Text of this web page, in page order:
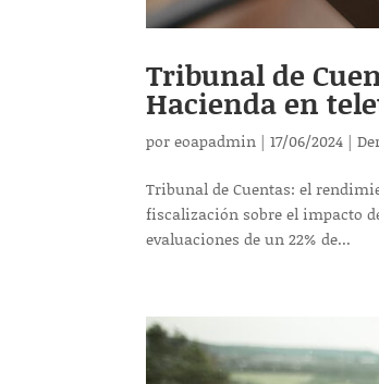
Tribunal de
Hacienda en
poreoapadmin |17/06/2024 |
Tribunal de Cuentas: el
fiscalización sobre el impacto
evaluaciones de un 22% de...